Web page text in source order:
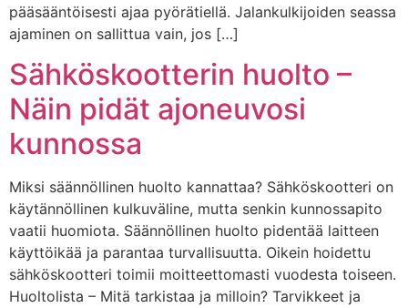
pääsääntöisesti ajaa pyörätiellä. Jalankulkijoiden seassa
ajaminen on sallittua vain, jos […]
Sähköskootterin huolto –
Näin pidät ajoneuvosi
kunnossa
Miksi säännöllinen huolto kannattaa? Sähköskootteri on
käytännöllinen kulkuväline, mutta senkin kunnossapito
vaatii huomiota. Säännöllinen huolto pidentää laitteen
käyttöikää ja parantaa turvallisuutta. Oikein hoidettu
sähköskootteri toimii moitteettomasti vuodesta toiseen.
Huoltolista – Mitä tarkistaa ja milloin? Tarvikkeet ja